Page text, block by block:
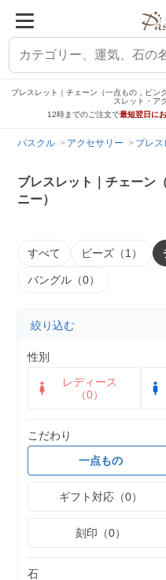
ブレスレット｜チェーン（一点もの，ピン
スレット・ア
12時までのご注文で最短翌日に
パスクル アクセサリー ブレス
ブレスレット｜チェーン
ニー）
すべて ビーズ（1）
バングル（0）
絞り込む
性別
レディース
（0）
こだわり
一点もの
ギフト対応（0）
刻印（0）
石